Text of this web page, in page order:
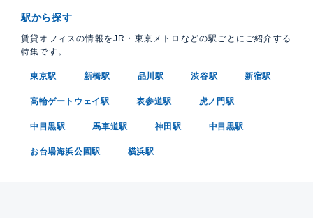
駅から探す
賃貸オフィスの情報をJR・東京メトロなどの駅ごとにご紹介する
特集です。
東京駅 新橋駅 品川駅 渋谷駅 新宿駅
高輪ゲートウェイ駅 表参道駅 虎ノ門駅
中目黒駅 馬車道駅 神田駅 中目黒駅
お台場海浜公園駅 横浜駅